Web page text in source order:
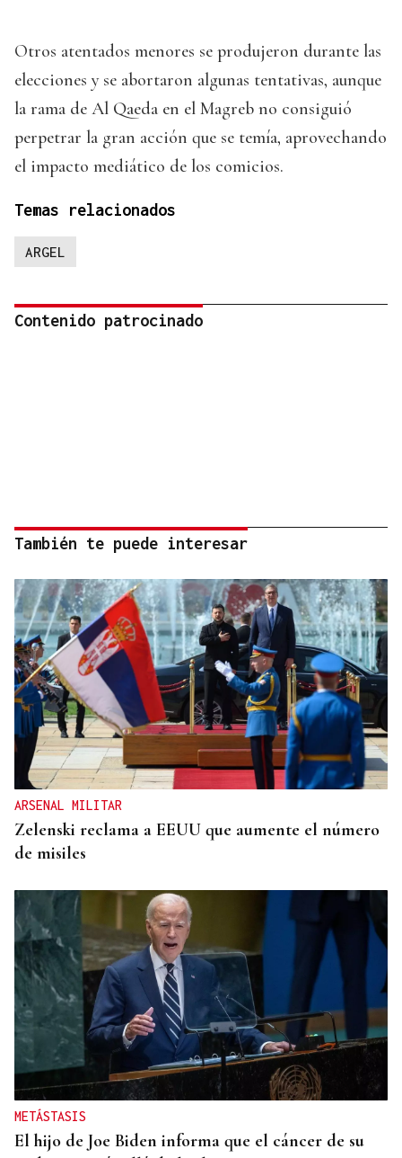
Otros atentados menores se produjeron durante las
elecciones y se abortaron algunas tentativas, aunque
la rama de Al Qaeda en el Magreb no consiguió
perpetrar la gran acción que se temía, aprovechando
el impacto mediático de los comicios.
Temas relacionados
ARGEL
Contenido patrocinado
También te puede interesar
ARSENAL MILITAR
Zelenski reclama a EEUU que aumente el número
de misiles
METÁSTASIS
El hijo de Joe Biden informa que el cáncer de su